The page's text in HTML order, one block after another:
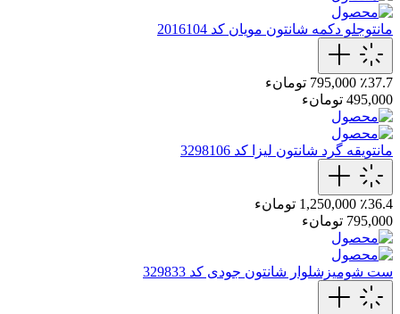
مانتوجلو دکمه شانتون مویان کد 2016104
٪37.7 795,000 تومانء
495,000 تومانء
مانتویقه گرد شانتون لیزا کد 3298106
٪36.4 1,250,000 تومانء
795,000 تومانء
ست شومیزشلوار شانتون جودی کد 329833